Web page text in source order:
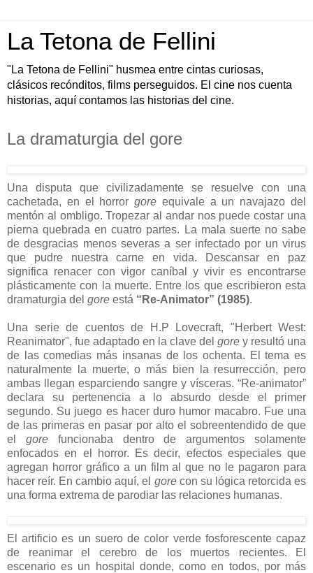
La Tetona de Fellini
"La Tetona de Fellini" husmea entre cintas curiosas,
clásicos recónditos, films perseguidos. El cine nos cuenta
historias, aquí contamos las historias del cine.
La dramaturgia del gore
Una disputa que civilizadamente se resuelve con una
cachetada, en el horrorgore equivale a un navajazo del
mentón al ombligo. Tropezar al andar nos puede costar una
pierna quebrada en cuatro partes. La mala suerte no sabe
de desgracias menos severas a ser infectado por un virus
que pudre nuestra carne en vida. Descansar en paz
significa renacer con vigor caníbal y vivir es encontrarse
plásticamente con la muerte. Entre los que escribieron esta
dramaturgia del gore está “Re-Animator” (1985).
Una serie de cuentos de H.P Lovecraft, "Herbert West:
Reanimator", fue adaptado en la clave del gore y resultó una
de las comedias más insanas de los ochenta. El tema es
naturalmente la muerte, o más bien la resurrección, pero
ambas llegan esparciendo sangre y vísceras. “Re-animator”
declara su pertenencia a lo absurdo desde el primer
segundo. Su juego es hacer duro humor macabro. Fue una
de las primeras en pasar por alto el sobreentendido de que
el gore funcionaba dentro de argumentos solamente
enfocados en el horror. Es decir, efectos especiales que
agregan horror gráfico a un film al que no le pagaron para
hacer reír. En cambio aquí, el gore con su lógica retorcida es
una forma extrema de parodiar las relaciones humanas.
El artificio es un suero de color verde fosforescente capaz
de reanimar el cerebro de los muertos recientes. El
escenario es un hospital donde, como en todos, por más